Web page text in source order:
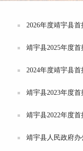
2026年度靖宇县
靖宇县2025年度
2024年度靖宇县
靖宇县2023年度
靖宇县2022年度
靖宇县人民政府办